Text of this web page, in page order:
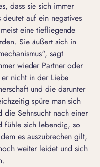
dass sie sich immer
auf ein negatives
eine tiefliegende
Sie äußert sich in
sagt
wieder Partner oder
er nicht in der Liebe
und die darunter
spüre man sich
Sehnsucht nach einer
fühle sich lebendig, so
es auszubrechen gilt,
weiter leidet und sich